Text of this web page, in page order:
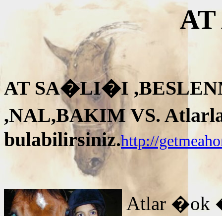
AT SA�LI�I
,NAL,BAKIM VS.
bulabilirsiniz.http://
Atlar �ok